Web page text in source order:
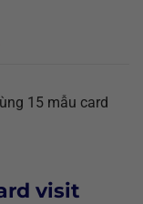
15 mẫu card
visit